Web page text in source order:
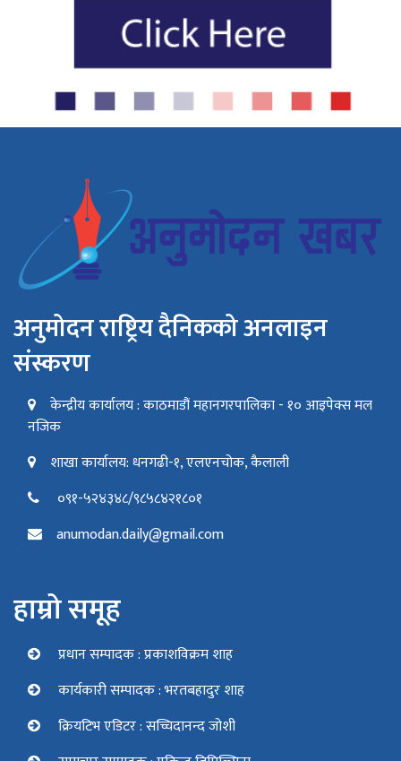
अनुमोदन राष्ट्रिय दैनिकको अनलाइन
संस्करण
केन्द्रीय कार्यालय : काठमाडौं महानगरपालिका - १० आइपेक्स मल
नजिक
शाखा कार्यालय: धनगढी-१, एलएनचोक, कैलाली
०९१-५२४३४८/९८५८४२१८०१
anumodan.daily@gmail.com
हाम्रो समूह
प्रधान सम्पादक : प्रकाशविक्रम शाह
कार्यकारी सम्पादक : भरतबहादुर शाह
क्रियटिभ एडिटर : सच्चिदानन्द जोशी